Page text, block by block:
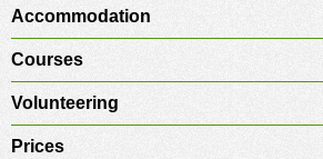
Accommodation
Courses
Volunteering
Prices